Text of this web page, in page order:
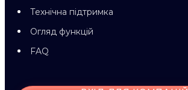
Технічна підтримка
Огляд функцій
FAQ